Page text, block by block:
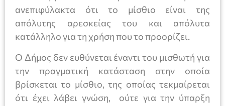
ανεπιφύλακτα ότι το μίσθιο είναι της
απόλυτης αρεσκείας του και απόλυτα
κατάλληλο για τη χρήση που το προορίζει.
Ο Δήμος δεν ευθύνεται έναντι του μισθωτή για
την πραγματική κατάσταση στην οποία
βρίσκεται το μίσθιο, της οποίας τεκμαίρεται
ότι έχει λάβει γνώση, ούτε για την ύπαρξη